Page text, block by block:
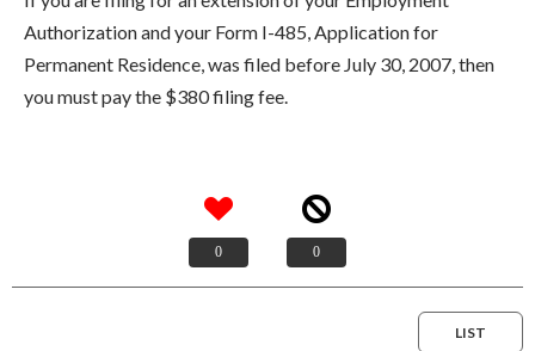
Authorization and your Form I-485, Application for
Permanent Residence, was filed before July 30, 2007, then
you must pay the $380 filing fee.
0 0
LIST